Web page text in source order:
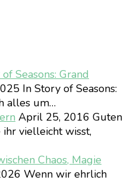
Seasons: Grand
In Story of Seasons:
alles um…
April 25, 2016 Guten
vielleicht wisst,
Chaos, Magie
Wenn wir ehrlich